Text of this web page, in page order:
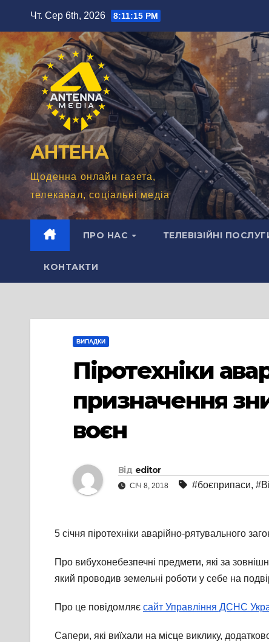
вмісту
Чт. Сер 6th, 2026 8:11:16 PM
АНТЕНА
Щоденна онлайн газета,
телеканал, соціальні медіа
ПРО НАС ТЕЛЕВІЗІЙНІ
КОНТАКТИ
ВИПАДКИ
Піротехніки
призначення
воєн
Від editor
СІЧ 8, 2018 #боєприпаси,
5 січня піротехніки аварійно-рятувального
Про вибухонебезпечні предмети, які за
який проводив земельні роботи у себе на
Про це повідомляє сайт Управління ДСНС
Сапери, які виїхали на місце виклику,